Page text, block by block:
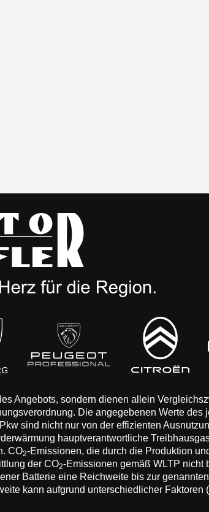
Angebots, sondern dienen allein
Die angegebenen Werte
sind nicht nur von der effizienten
hauptverantwortliche
CO2-Emissionen, die durch die Produktion
der CO2-Emissionen gemäß WLTP nicht
Batterie eine Reichweite bis zur
kann aufgrund unterschiedlicher Faktoren